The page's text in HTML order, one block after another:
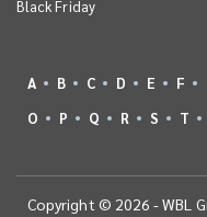
Black Friday
A B C D E F
O
P Q R S T
Copyright © 2026 - WBL